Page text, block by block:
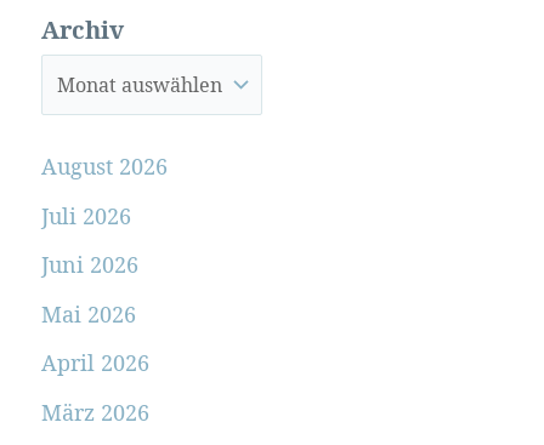
Archiv
August 2026
Juli 2026
Juni 2026
Mai 2026
April 2026
März 2026